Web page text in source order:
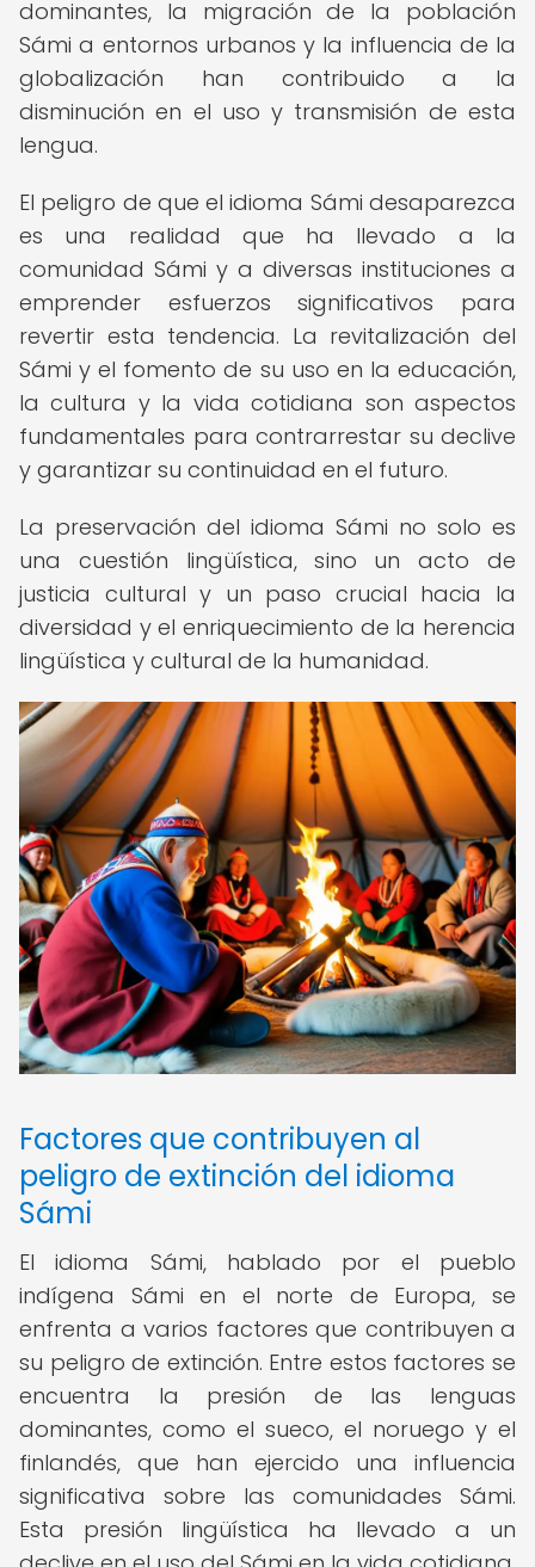
dominantes, la migración de la población
Sámi a entornos urbanos y la influencia de la
globalización han contribuido a la
disminución en el uso y transmisión de esta
lengua.
El peligro de que el idioma Sámi desaparezca
es una realidad que ha llevado a la
comunidad Sámi y a diversas instituciones a
emprender esfuerzos significativos para
revertir esta tendencia. La revitalización del
Sámi y el fomento de su uso en la educación,
la cultura y la vida cotidiana son aspectos
fundamentales para contrarrestar su declive
y garantizar su continuidad en el futuro.
La preservación del idioma Sámi no solo es
una cuestión lingüística, sino un acto de
justicia cultural y un paso crucial hacia la
diversidad y el enriquecimiento de la herencia
lingüística y cultural de la humanidad.
Factores que contribuyen al
peligro de extinción del idioma
Sámi
El idioma Sámi, hablado por el pueblo
indígena Sámi en el norte de Europa, se
enfrenta a varios factores que contribuyen a
su peligro de extinción. Entre estos factores se
encuentra la presión de las lenguas
dominantes, como el sueco, el noruego y el
finlandés, que han ejercido una influencia
significativa sobre las comunidades Sámi.
Esta presión lingüística ha llevado a un